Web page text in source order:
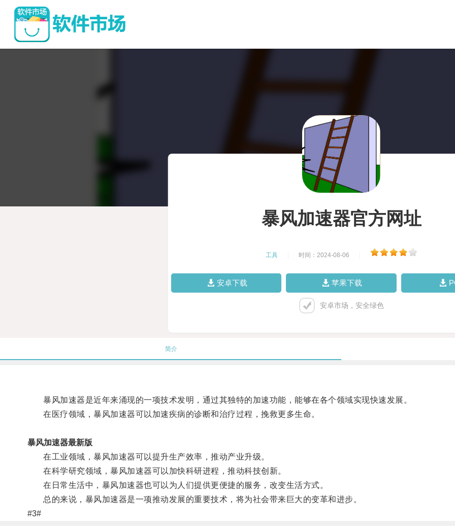
暴风加速器官方网址
工具 时间：2024-08-06
安卓下载 苹果下载
安卓市场，安全绿色
简介
暴风加速器是近年来涌现的一项技术发明，通过其独特的加速功能，能够在各个领域实现快速发展。
在医疗领域，暴风加速器可以加速疾病的诊断和治疗过程，挽救更多生命。
暴风加速器最新版
在工业领域，暴风加速器可以提升生产效率，推动产业升级。
在科学研究领域，暴风加速器可以加快科研进程，推动科技创新。
在日常生活中，暴风加速器也可以为人们提供更便捷的服务，改变生活方式。
总的来说，暴风加速器是一项推动发展的重要技术，将为社会带来巨大的变革和进步。
#3#